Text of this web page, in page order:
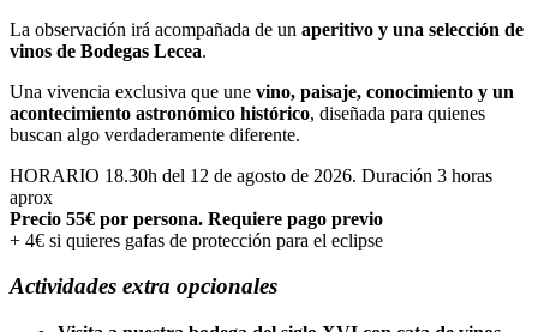
La observación irá acompañada de un aperitivo y una selección de
vinos de Bodegas Lecea.
Una vivencia exclusiva que une vino, paisaje, conocimiento y un
acontecimiento astronómico histórico, diseñada para quienes
buscan algo verdaderamente diferente.
HORARIO 18.30h del 12 de agosto de 2026. Duración 3 horas
aprox
Precio 55€ por persona. Requiere pago previo
+ 4€ si quieres gafas de protección para el eclipse
Actividades extra opcionales